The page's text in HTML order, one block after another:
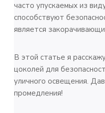
часто упускаемых из
способствуют
является
В этой статье я
цоколей для
уличного освещения.
промедления!